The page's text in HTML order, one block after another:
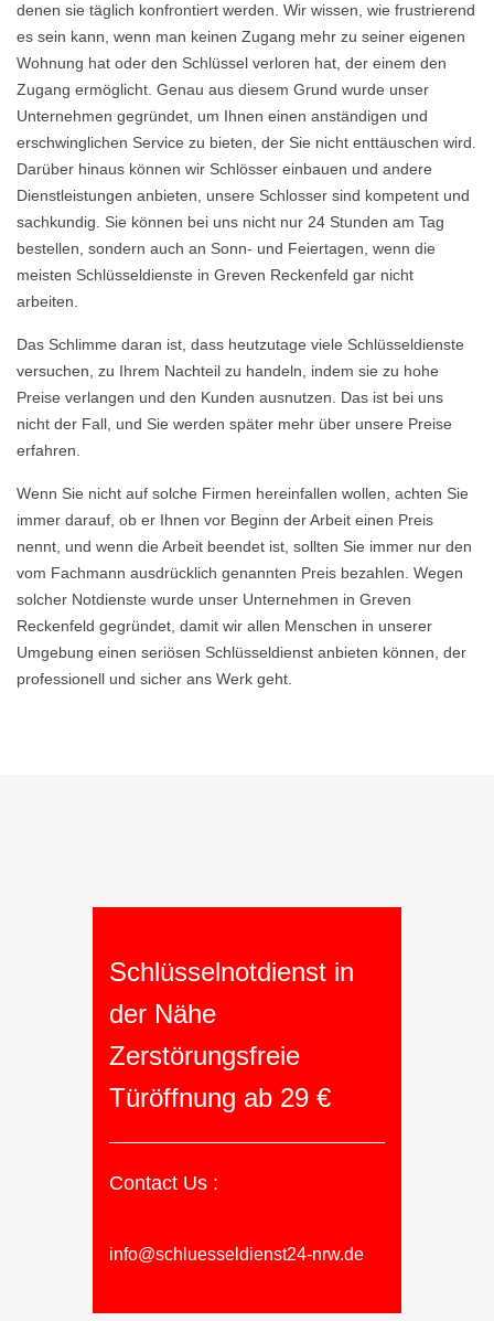
denen sie täglich konfrontiert werden. Wir wissen, wie frustrierend
es sein kann, wenn man keinen Zugang mehr zu seiner eigenen
Wohnung hat oder den Schlüssel verloren hat, der einem den
Zugang ermöglicht. Genau aus diesem Grund wurde unser
Unternehmen gegründet, um Ihnen einen anständigen und
erschwinglichen Service zu bieten, der Sie nicht enttäuschen wird.
Darüber hinaus können wir Schlösser einbauen und andere
Dienstleistungen anbieten, unsere Schlosser sind kompetent und
sachkundig. Sie können bei uns nicht nur 24 Stunden am Tag
bestellen, sondern auch an Sonn- und Feiertagen, wenn die
meisten Schlüsseldienste in Greven Reckenfeld gar nicht
arbeiten.
Das Schlimme daran ist, dass heutzutage viele Schlüsseldienste
versuchen, zu Ihrem Nachteil zu handeln, indem sie zu hohe
Preise verlangen und den Kunden ausnutzen. Das ist bei uns
nicht der Fall, und Sie werden später mehr über unsere Preise
erfahren.
Wenn Sie nicht auf solche Firmen hereinfallen wollen, achten Sie
immer darauf, ob er Ihnen vor Beginn der Arbeit einen Preis
nennt, und wenn die Arbeit beendet ist, sollten Sie immer nur den
vom Fachmann ausdrücklich genannten Preis bezahlen. Wegen
solcher Notdienste wurde unser Unternehmen in Greven
Reckenfeld gegründet, damit wir allen Menschen in unserer
Umgebung einen seriösen Schlüsseldienst anbieten können, der
professionell und sicher ans Werk geht.
Schlüsselnotdienst in
der Nähe
Zerstörungsfreie
Türöffnung ab 29 €
Contact Us :
info@schluesseldienst24-nrw.de